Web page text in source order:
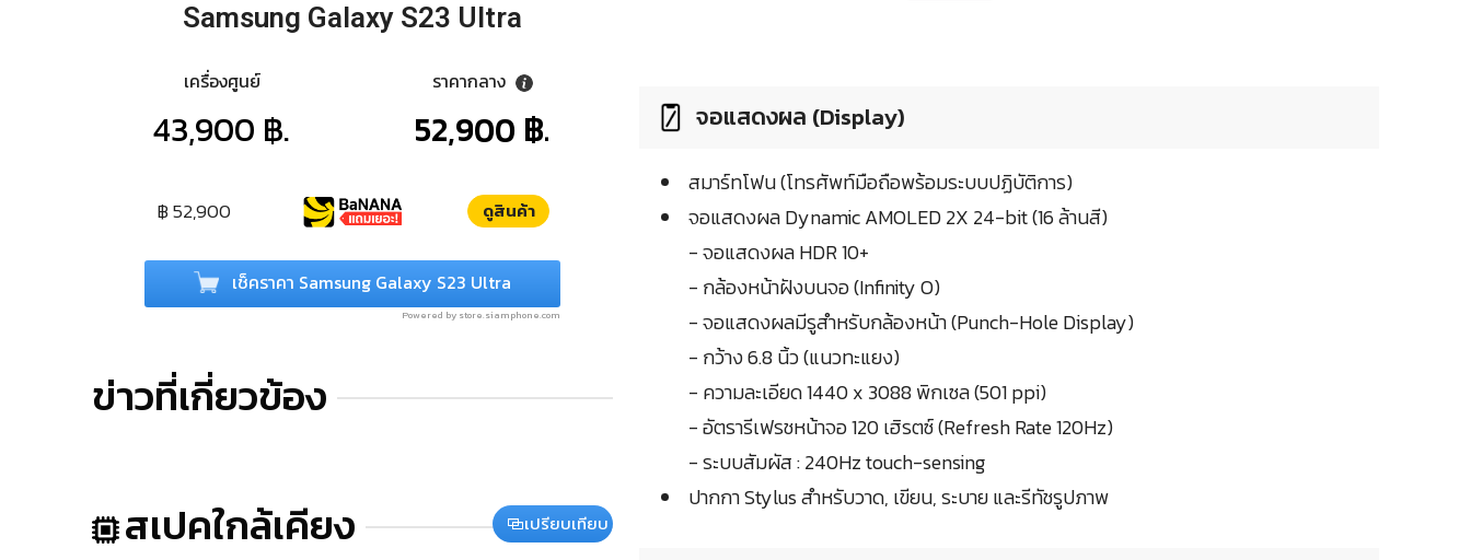
Samsung Galaxy S23 Ultra
เครื่องศูนย์
43,900 ฿.
ราคากลาง
52,900 ฿.
฿ 52,900 ดูสินค้า
เช็คราคา Samsung Galaxy S23 Ultra
Powered by store.siamphone.com
ข่าวที่เกี่ยวข้อง
สเปคใกล้เคียง เปรียบเทียบ
จอแสดงผล (Display)
สมาร์ทโฟน (โทรศัพท์มือถือพร้อมระบบปฏิบัติการ)
จอแสดงผล Dynamic AMOLED 2X 24-bit (16 ล้านสี)
- จอแสดงผล HDR 10+
- กล้องหน้าฝังบนจอ (Infinity O)
- จอแสดงผลมีรูสำหรับกล้องหน้า (Punch-Hole Display)
- กว้าง 6.8 นิ้ว (แนวทะแยง)
- ความละเอียด 1440 x 3088 พิกเซล (501 ppi)
- อัตรารีเฟรชหน้าจอ 120 เฮิรตซ์ (Refresh Rate 120Hz)
- ระบบสัมผัส : 240Hz touch-sensing
ปากกา Stylus สำหรับวาด, เขียน, ระบาย และรีทัชรูปภาพ